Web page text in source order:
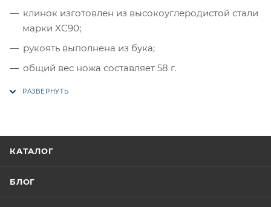
клинок изготовлен из высокоуглеродистой стали
марки XC90;
рукоять выполнена из бука;
общий вес ножа составляет 58 г.
КАТАЛОГ
БЛОГ